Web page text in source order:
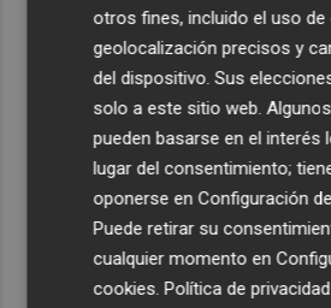
otros fines, incluido el uso de
geolocalización precisos y
del dispositivo. Sus
solo a este sitio web.
pueden basarse en el interés
lugar del consentimiento;
oponerse enConfiguración
Puede retirar su
cualquier momento en
cookies .Política de privacidad